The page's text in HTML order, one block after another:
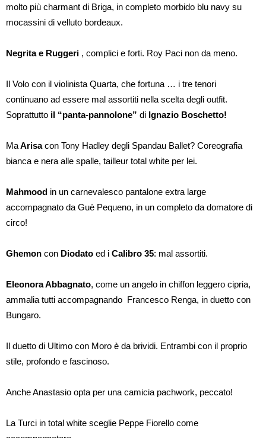
molto più charmant di Briga, in completo morbido blu navy su
mocassini di velluto bordeaux.
Negrita e Ruggeri , complici e forti. Roy Paci non da meno.
Il Volo con il violinista Quarta, che fortuna … i tre tenori
continuano ad essere mal assortiti nella scelta degli outfit.
Soprattutto il “panta-pannolone” di Ignazio Boschetto!
MaArisacon Tony Hadley degli Spandau Ballet? Coreografia
bianca e nera alle spalle, tailleur total white per lei.
Mahmood in un carnevalesco pantalone extra large
accompagnato da Guè Pequeno, in un completo da domatore di
circo!
Ghemon con Diodato ed i Calibro 35: mal assortiti.
Eleonora Abbagnato, come un angelo in chiffon leggero cipria,
ammalia tutti accompagnando Francesco Renga, in duetto con
Bungaro.
Il duetto di Ultimo con Moro è da brividi. Entrambi con il proprio
stile, profondo e fascinoso.
Anche Anastasio opta per una camicia pachwork, peccato!
La Turci in total white sceglie Peppe Fiorello come